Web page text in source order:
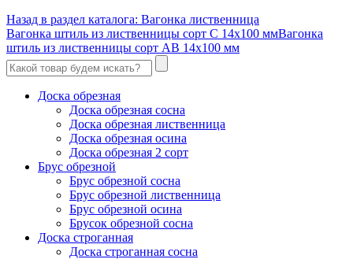
Назад в раздел каталога: Вагонка лиственница
Вагонка штиль из лиственницы сорт С 14x100 ммВагонка
штиль из лиственницы сорт АB 14x100 мм
Доска обрезная
Доска обрезная сосна
Доска обрезная лиственница
Доска обрезная осина
Доска обрезная 2 сорт
Брус обрезной
Брус обрезной сосна
Брус обрезной лиственница
Брус обрезной осина
Брусок обрезной сосна
Доска строганная
Доска строганная сосна